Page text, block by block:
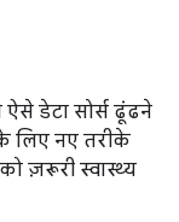
डेटा सोर्स ढूंढने
नए तरीके
ज़रूरी स्वास्थ्य